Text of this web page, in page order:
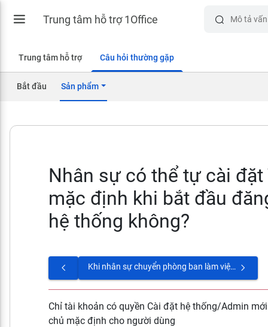
Trung tâm hỗ trợ 1Office
Trung tâm hỗ trợ Câu hỏi thường gặp
Bắt đầu Sản phẩm
Nhân sự có thể tự cài đặt
mặc định khi bắt đầu
hệ thống không?
Khi nhân sự chuyển phòng ban làm việc và phát sinh hợp đồng mới thì có cần cập nhật phòng ban mới ở hồ sơ nhân sự hay không?
Chỉ tài khoản có quyền Cài đặt hệ thống/Admin
chủ mặc định cho người dùng